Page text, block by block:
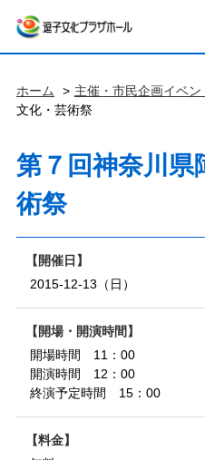
ホーム 主催・市民企画イベン
文化・芸術祭
第７回神奈川県
術祭
開催日
2015-12-13（日）
開場・開演時間
開場時間 11：00
開演時間 12：00
終演予定時間 15：00
料金